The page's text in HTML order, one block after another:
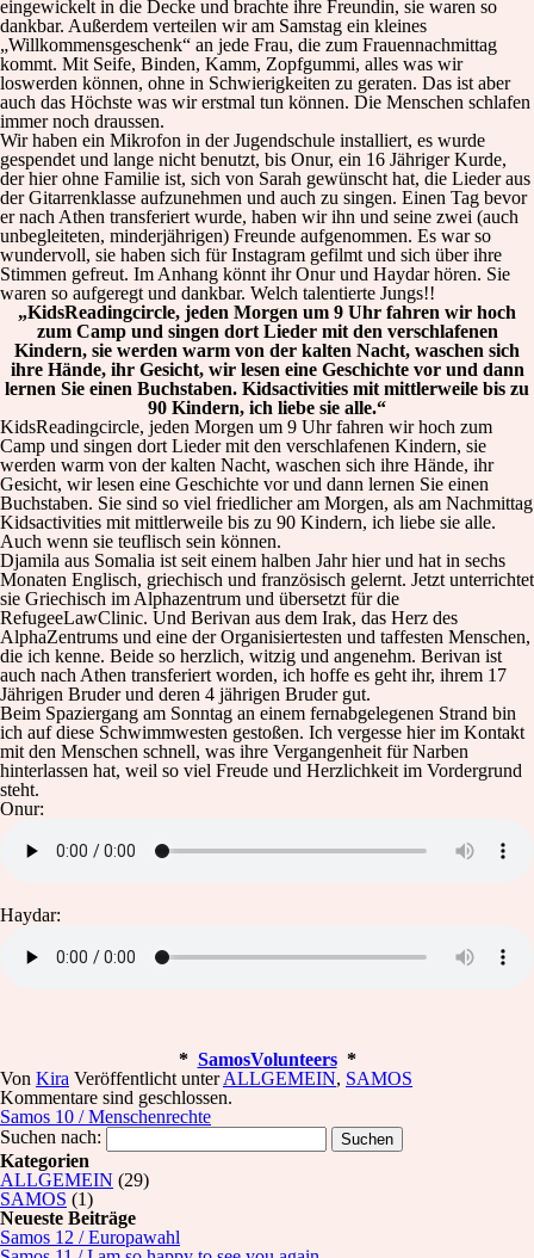
eingewickelt in die Decke und brachte ihre Freundin, sie waren so
dankbar. Außerdem verteilen wir am Samstag ein kleines
„Willkommensgeschenk“ an jede Frau, die zum Frauennachmittag
kommt. Mit Seife, Binden, Kamm, Zopfgummi, alles was wir
loswerden können, ohne in Schwierigkeiten zu geraten. Das ist aber
auch das Höchste was wir erstmal tun können. Die Menschen schlafen
immer noch draussen.
Wir haben ein Mikrofon in der Jugendschule installiert, es wurde
gespendet und lange nicht benutzt, bis Onur, ein 16 Jähriger Kurde,
der hier ohne Familie ist, sich von Sarah gewünscht hat, die Lieder aus
der Gitarrenklasse aufzunehmen und auch zu singen. Einen Tag bevor
er nach Athen transferiert wurde, haben wir ihn und seine zwei (auch
unbegleiteten, minderjährigen) Freunde aufgenommen. Es war so
wundervoll, sie haben sich für Instagram gefilmt und sich über ihre
Stimmen gefreut. Im Anhang könnt ihr Onur und Haydar hören. Sie
waren so aufgeregt und dankbar. Welch talentierte Jungs!!
„KidsReadingcircle, jeden Morgen um 9 Uhr fahren wir hoch
zum Camp und singen dort Lieder mit den verschlafenen
Kindern, sie werden warm von der kalten Nacht, waschen sich
ihre Hände, ihr Gesicht, wir lesen eine Geschichte vor und dann
lernen Sie einen Buchstaben. Kidsactivities mit mittlerweile bis zu
90 Kindern, ich liebe sie alle.“
KidsReadingcircle, jeden Morgen um 9 Uhr fahren wir hoch zum
Camp und singen dort Lieder mit den verschlafenen Kindern, sie
werden warm von der kalten Nacht, waschen sich ihre Hände, ihr
Gesicht, wir lesen eine Geschichte vor und dann lernen Sie einen
Buchstaben. Sie sind so viel friedlicher am Morgen, als am Nachmittag
Kidsactivities mit mittlerweile bis zu 90 Kindern, ich liebe sie alle.
Auch wenn sie teuflisch sein können.
Djamila aus Somalia ist seit einem halben Jahr hier und hat in sechs
Monaten Englisch, griechisch und französisch gelernt. Jetzt unterrichtet
sie Griechisch im Alphazentrum und übersetzt für die
RefugeeLawClinic. Und Berivan aus dem Irak, das Herz des
AlphaZentrums und eine der Organisiertesten und taffesten Menschen,
die ich kenne. Beide so herzlich, witzig und angenehm. Berivan ist
auch nach Athen transferiert worden, ich hoffe es geht ihr, ihrem 17
Jährigen Bruder und deren 4 jährigen Bruder gut.
Beim Spaziergang am Sonntag an einem fernabgelegenen Strand bin
ich auf diese Schwimmwesten gestoßen. Ich vergesse hier im Kontakt
mit den Menschen schnell, was ihre Vergangenheit für Narben
hinterlassen hat, weil so viel Freude und Herzlichkeit im Vordergrund
steht.
Onur:
Haydar:
* SamosVolunteers*
Von Kira Veröffentlicht unter ALLGEMEIN, SAMOS
Kommentare sind geschlossen.
Samos 10 / Menschenrechte
Suchen nach:
Kategorien
ALLGEMEIN (29)
SAMOS (1)
Neueste Beiträge
Samos 12 / Europawahl